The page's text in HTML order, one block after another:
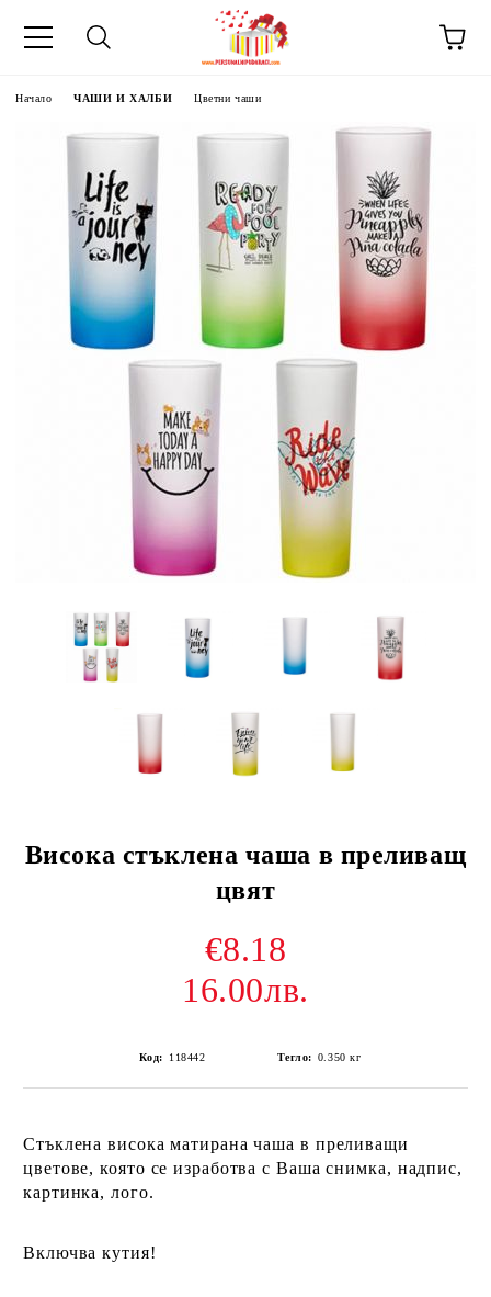
Начало ЧАШИ И ХАЛБИ Цветни чаши
Висока стъклена чаша в преливащ
цвят
€8.18
16.00лв.
Код: 118442 Тегло: 0.350 кг
Стъклена висока матирана чаша в преливащи
цветове, която се изработва с Ваша снимка, надпис,
картинка, лого.
Включва кутия!